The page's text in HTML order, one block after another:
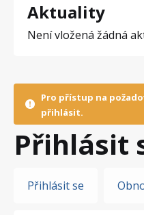
Aktuality
Není vložená žádná
Pro přístup na
přihlásit.
Přihlásit
Hlavní
Přihlásit se